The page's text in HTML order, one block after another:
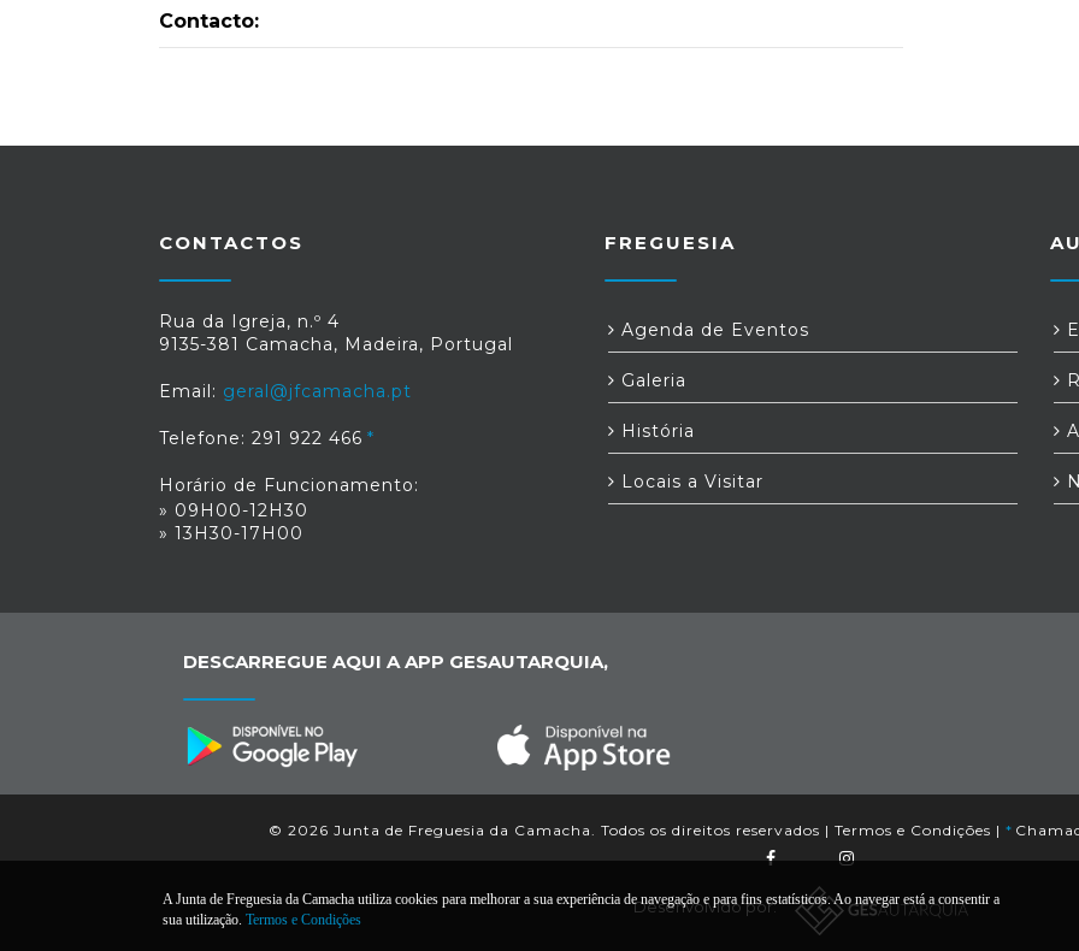
Contacto:
CONTACTOS
Rua da Igreja, n.º 4
9135-381 Camacha, Madeira, Portugal
Email: geral@jfcamacha.pt
Telefone: 291 922 466
Horário de Funcionamento:
» 09H00-12H30
» 13H30-17H00
FREGUESIA
Agenda de Eventos
Galeria
História
Locais a Visitar
DESCARREGUE AQUI A APP GESAUTARQUIA,
© 2026 Junta de Freguesia da Camacha. Todos os direitos reservados | Termos e Condições | *
Desenvolvido por:
A Junta de Freguesia da Camacha utiliza cookies para melhorar a sua experiência de navegação e para fins estatísticos. Ao navegar está a consentir a
sua utilização. Termos e Condições